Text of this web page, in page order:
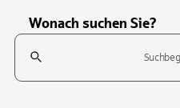
Wonach suchen Sie?
Suchfeld